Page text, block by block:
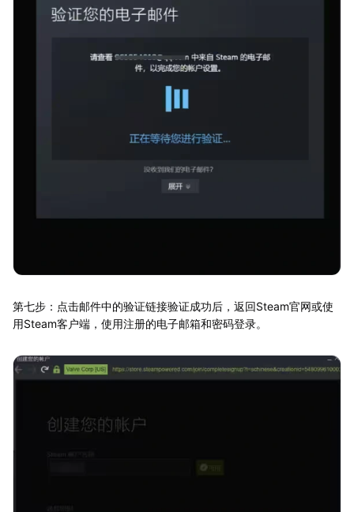
第七步：点击邮件中的验证链接验证成功后，返回Steam官网或使
用Steam客户端，使用注册的电子邮箱和密码登录。